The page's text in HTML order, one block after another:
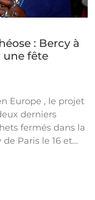
: Bercy à
une fête
Europe , le projet
derniers
fermés dans la
Paris le 16 et...